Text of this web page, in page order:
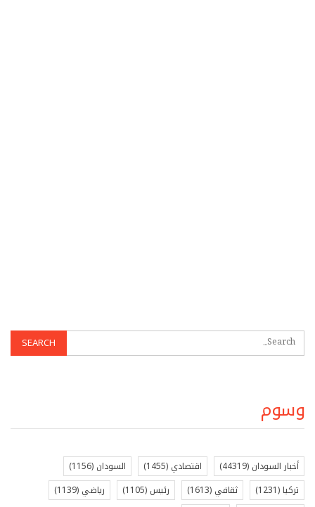
وسوم
أخبار السودان (44319) اقتصادي (1455) السودان (1156)
تركيا (1231) ثقافي (1613) رئيس (1105) رياضي (1139)